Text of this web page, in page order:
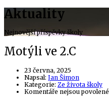
Aktuality
Nejnovější příspěvky školy
Motýli ve 2.C
23 června, 2025
Napsal: Author
Jan Šimon
Kategorie: Ze života školy
Komentáře nejsou povolené